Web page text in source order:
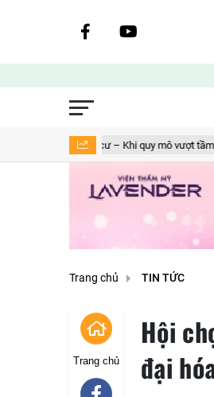
dân cư – Khi quy mô vượt tầm quản lý
Trang chủ TIN TỨC
Trang chủ
Hội
đại